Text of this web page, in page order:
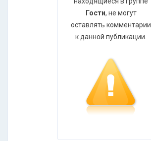
Гости, не могут
оставлять комментарии
к данной публикации.